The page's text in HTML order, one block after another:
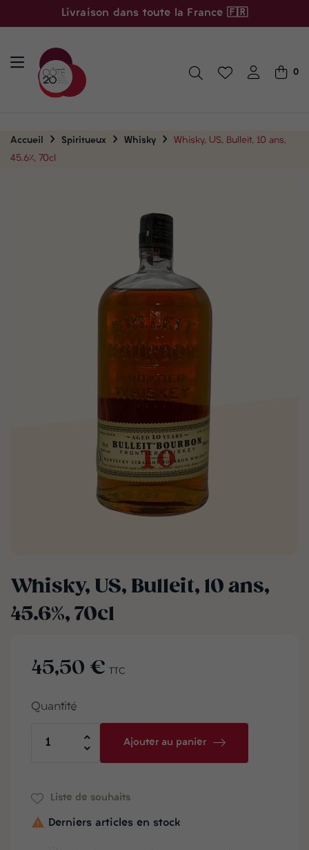
Livraison dans toute la France 🇫🇷
0
Accueil Spiritueux Whisky
Whisky, US, Bulleit, 10 ans,
45.6%, 70cl
Whisky, US, Bulleit, 10 ans,
45.6%, 70cl
45,50 € TTC
Quantité
Ajouter au panier
Liste de souhaits
 Derniers articles en stock